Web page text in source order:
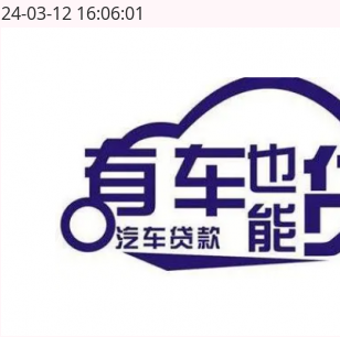
24-03-12 16:06:01